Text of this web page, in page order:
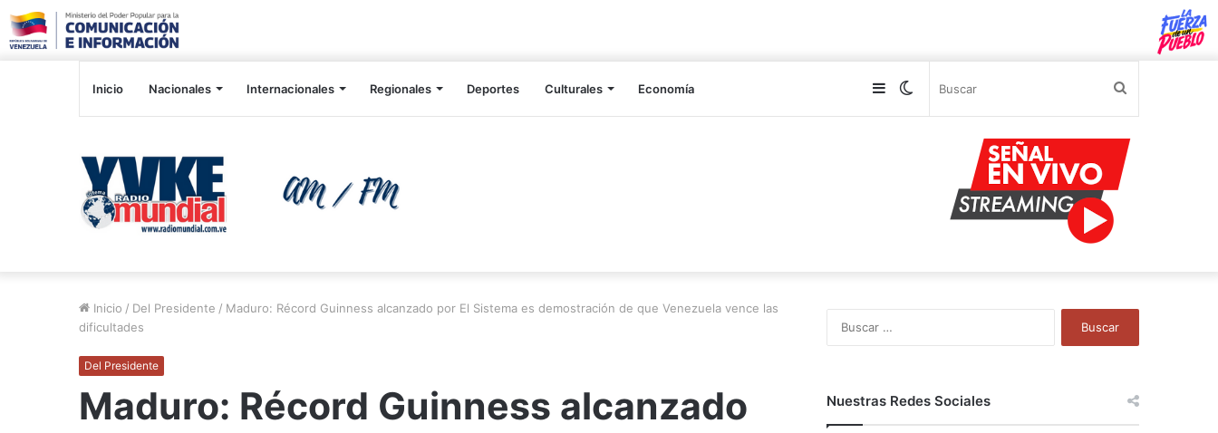
Inicio Nacionales Internacionales Regionales Deportes Culturales Economía Switch
Sidebar
Inicio / Del Presidente / Maduro: Récord Guinness alcanzado por El Sistema es demostración de que Venezuela vence las
dificultades
Del Presidente
Maduro: Récord Guinness alcanzado
Nuestras Redes Sociales